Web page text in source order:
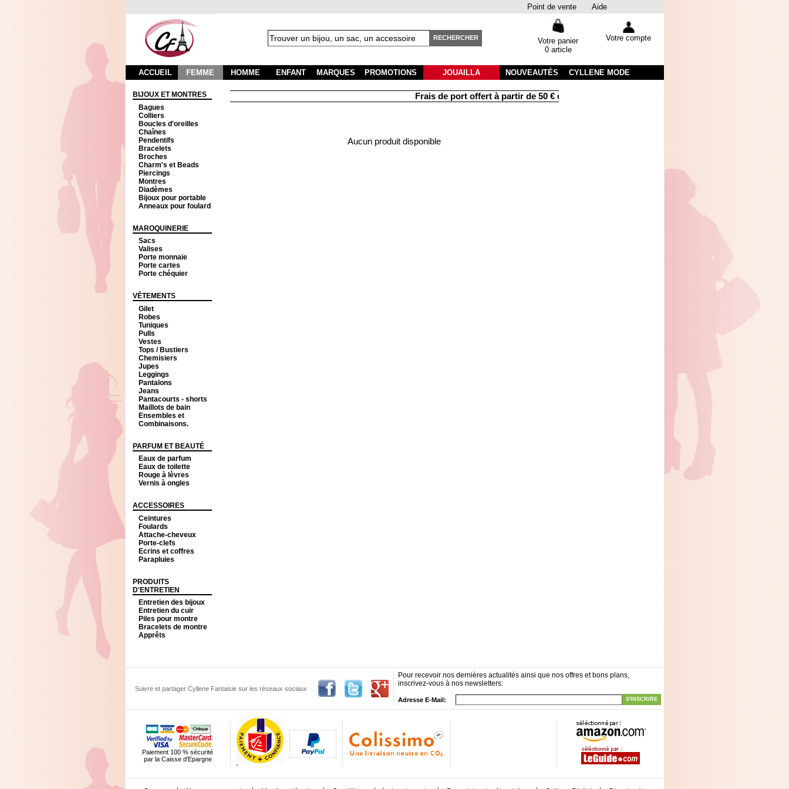
Point de vente Aide
RECHERCHER
Votre panier
0 article
Votre compte
ACCUEIL FEMME HOMME ENFANT MARQUES PROMOTIONS JOUAILLA NOUVEAUTÉS CYLLENE MODE
BIJOUX ET MONTRES
Bagues
Colliers
Boucles d'oreilles
Chaînes
Pendentifs
Bracelets
Broches
Charm's et Beads
Piercings
Montres
Diadèmes
Bijoux pour portable
Anneaux pour foulard
MAROQUINERIE
Sacs
Valises
Porte monnaie
Porte cartes
Porte chéquier
VÊTEMENTS
Gilet
Robes
Tuniques
Pulls
Vestes
Tops / Bustiers
Chemisiers
Jupes
Leggings
Pantalons
Jeans
Pantacourts - shorts
Maillots de bain
Ensembles et
Combinaisons.
PARFUM ET BEAUTÉ
Eaux de parfum
Eaux de toilette
Rouge à lèvres
Vernis à ongles
ACCESSOIRES
Ceintures
Foulards
Attache-cheveux
Porte-clefs
Ecrins et coffres
Parapluies
PRODUITS
D'ENTRETIEN
Entretien des bijoux
Entretien du cuir
Piles pour montre
Bracelets de montre
Apprêts
Frais de port offert à partir de 50 € d'achats
Aucun produit disponible
Suivre et partager Cyllene Fantaisie sur les réseaux sociaux
Pour recevoir nos dernières actualités ainsi que nos offres et bons plans,
inscrivez-vous à nos newsletters:
Adresse E-Mail: S'INSCRIRE
Paiement 100 % sécurité
par la Caisse d'Epargne
'